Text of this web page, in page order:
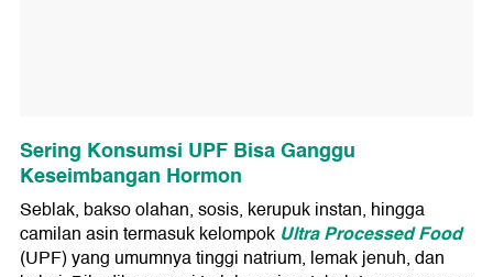
Sering Konsumsi UPF Bisa Ganggu
Keseimbangan Hormon
Seblak, bakso olahan, sosis, kerupuk instan, hingga
camilan asin termasuk kelompok Ultra Processed Food
(UPF) yang umumnya tinggi natrium, lemak jenuh, dan